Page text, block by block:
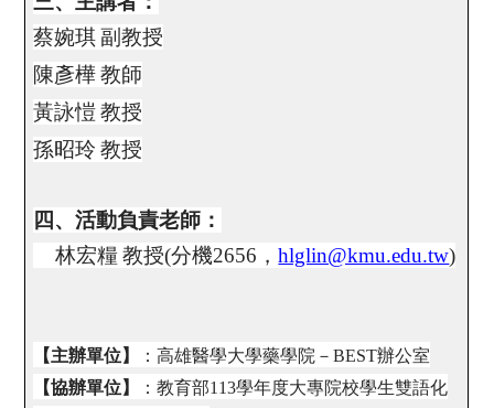
蔡婉琪 副教授
陳彥樺 教師
黃詠愷 教授
孫昭玲 教授
四、活動負責老師：
林宏糧 教授(分機2656 ，hlglin@kmu.edu.tw)
【主辦單位】 ：高雄醫學大學藥學院－BEST辦公室
【協辦單位】
：教育部113學年度大專院校學生雙語化